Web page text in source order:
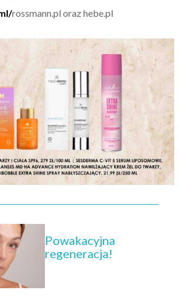
rossmann.pl oraz hebe.pl
Powakacyjna
regeneracja!